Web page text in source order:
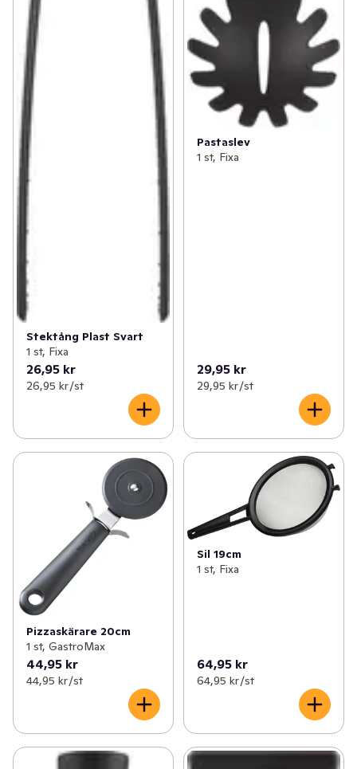
Stektång Plast Svart
1 st, Fixa
26,95 kr
26,95 kr /st
Pastaslev
1 st, Fixa
29,95 kr
29,95 kr /st
Pizzaskärare 20cm
1 st, GastroMax
44,95 kr
44,95 kr /st
Sil 19cm
1 st, Fixa
64,95 kr
64,95 kr /st